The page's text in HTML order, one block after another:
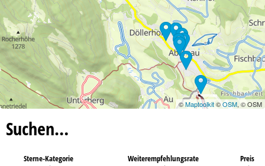
©Maptoolkit©OSM, © OSM
Suchen…
Sterne-Kategorie Weiterempfehlungsrate Preis